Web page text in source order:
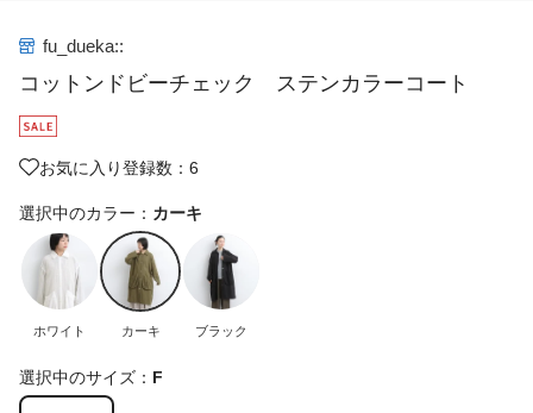
fu_dueka::
コットンドビーチェック ステンカラーコート
お気に入り登録数：6
選択中のカラー： カーキ
ホワイト カーキ ブラック
選択中のサイズ： F